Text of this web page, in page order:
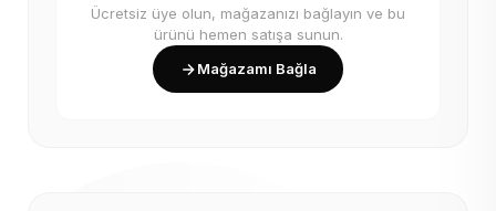
Ücretsiz üye olun, mağazanızı bağlayın ve bu
ürünü hemen satışa sunun.
Mağazamı Bağla